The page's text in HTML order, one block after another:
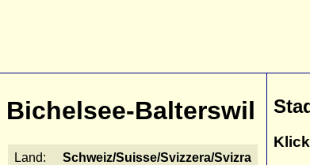
Bichelsee-Balterswil
Land: Schweiz/Suisse/Svizzera/Svizra